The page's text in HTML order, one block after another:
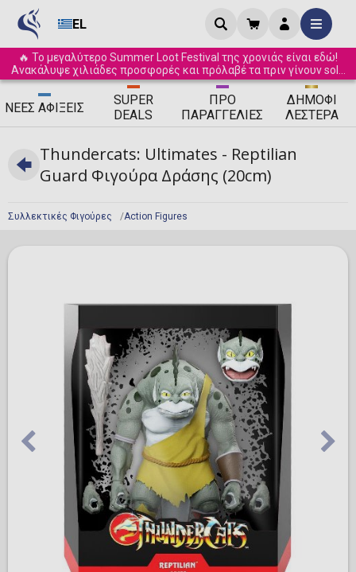
EL
🔥 Το μεγαλύτερο Summer Loot Festival της χρονιάς είναι εδώ!
Ανακάλυψε χιλιάδες προσφορές και πρόλαβέ τα πριν γίνουν sold
out! ☀️
ΝΈΕΣ ΑΦΊΞΕΙΣ
SUPER
DEALS
ΠΡΟ
ΠΑΡΑΓΓΕΛΊΕΣ
ΔΗΜΟΦΙ
ΛΈΣΤΕΡΑ
Συλλεκτικές Φιγούρες Action Figures
Thundercats: Ultimates - Reptilian
Guard Φιγούρα Δράσης (20cm)